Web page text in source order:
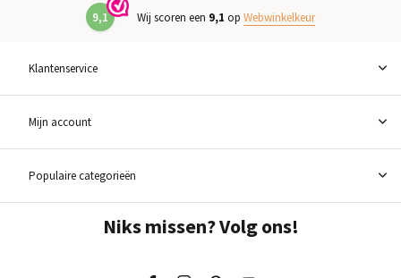
9,1 Wij scoren een 9,1 op Webwinkelkeur
Klantenservice
Mijn account
Populaire categorieën
Niks missen? Volg ons!